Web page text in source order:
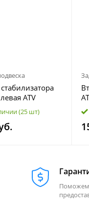
ATV
X5, X5 H.O, X6,
Z10 9010-
(25 шт)
Поможем